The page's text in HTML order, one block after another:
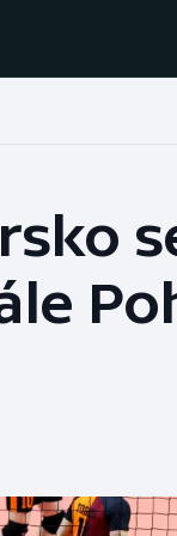
Baseball a softbal
Basketbal